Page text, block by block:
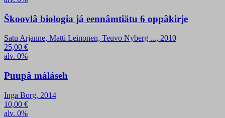
Škoovlâ biologia já eennâmtiätu 6 oppâkirje
Satu Arjanne, Matti Leinonen, Teuvo Nyberg ..., 2010
25,00 €
alv. 0%
Puupâ máláseh
Inga Borg, 2014
10,00 €
alv. 0%